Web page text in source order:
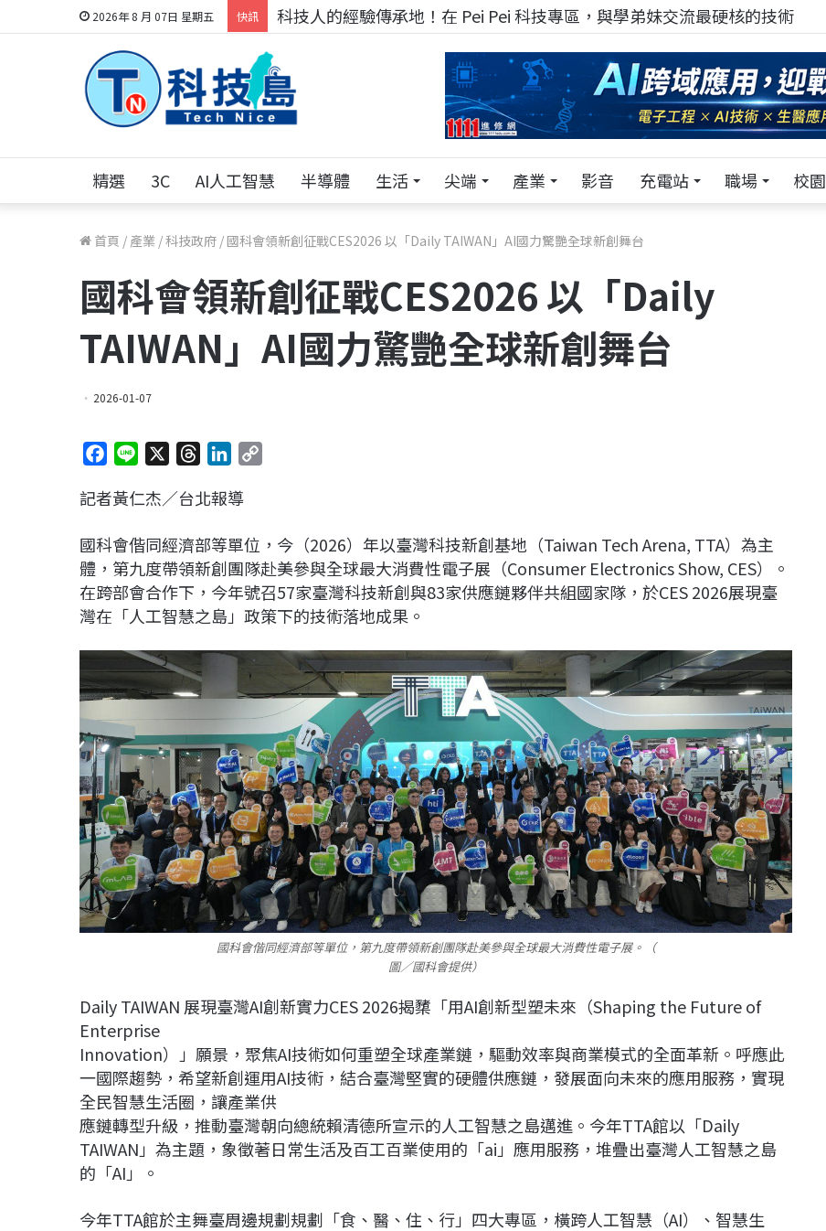
2026年 8 月 07日 星期五 快訊 科技人的經驗傳承地！在 Pei Pei 科技專區，與學弟妹交流最硬核的技術
精選 3C AI人工智慧 半導體 生活 尖端 產業 影音 充電站 職場 校園
首頁 / 產業 /科技政府 /國科會領新創征戰CES2026 以「Daily TAIWAN」AI國力驚艷全球新創舞台
國科會領新創征戰CES2026 以「Daily
TAIWAN」AI國力驚艷全球新創舞台
2026-01-07
c
b
o
o
k
n
r
a
d
s
n
e
d
I
n
L
i
n
k
記者黃仁杰／台北報導
國科會偕同經濟部等單位，今（2026）年以臺灣科技新創基地（Taiwan Tech Arena, TTA）為主
體，第九度帶領新創團隊赴美參與全球最大消費性電子展（Consumer Electronics Show, CES）。
在跨部會合作下，今年號召57家臺灣科技新創與83家供應鏈夥伴共組國家隊，於CES 2026展現臺
灣在「人工智慧之島」政策下的技術落地成果。
國科會偕同經濟部等單位，第九度帶領新創團隊赴美參與全球最大消費性電子展。（
圖／國科會提供）
Daily TAIWAN 展現臺灣AI創新實力CES 2026揭櫫「用AI創新型塑未來（Shaping the Future of
Enterprise
Innovation）」願景，聚焦AI技術如何重塑全球產業鏈，驅動效率與商業模式的全面革新。呼應此
一國際趨勢，希望新創運用AI技術，結合臺灣堅實的硬體供應鏈，發展面向未來的應用服務，實現
全民智慧生活圈，讓產業供
應鏈轉型升級，推動臺灣朝向總統賴清德所宣示的人工智慧之島邁進。今年TTA館以「Daily
TAIWAN」為主題，象徵著日常生活及百工百業使用的「ai」應用服務，堆疊出臺灣人工智慧之島
的「AI」。
今年TTA館於主舞臺周邊規劃規劃「食、醫、住、行」四大專區，橫跨人工智慧（AI）、智慧生